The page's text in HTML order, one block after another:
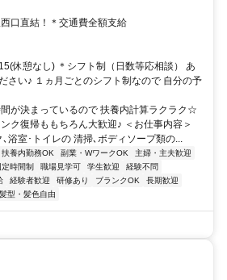
口直結！＊交通費全額支給
休憩なし) ＊シフト制（日数等応相談） あ
さい♪ １ヵ月ごとのシフト制なので 自分の予
が決まっているので 扶養内計算ラクラク☆
ク復帰ももちろん大歓迎♪ ＜お仕事内容＞
浴室･トイレの 清掃､ボディソープ類の...
扶養内勤務OK 副業・WワークOK
主婦・主夫歓迎
定時間制 職場見学可 学生歓迎
経験不問
経験者歓迎 研修あり ブランクOK
長期歓迎
髪型・髪色自由